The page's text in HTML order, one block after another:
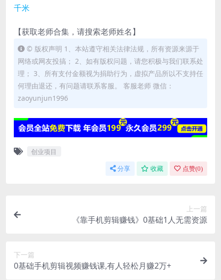
千米
【获取老师合集，请搜索老师姓名】
© 版权声明 1、本站遵守相关法律法规，所有资源来源于
网络或网友投搞； 2、如有版权问题，请您积极与我们联系处
理； 3、所有支付金额视为捐助行为，虚拟产品所以不支持任
何理由退还，有问题请联系客服。 客服老师 微信：
zaoyunjun1996
创业项目
分享 收藏 点赞(0)
上一篇
《靠手机剪辑赚钱》0基础1人无需资源
下一篇
0基础手机剪辑视频赚钱课,有人轻松月赚2万+